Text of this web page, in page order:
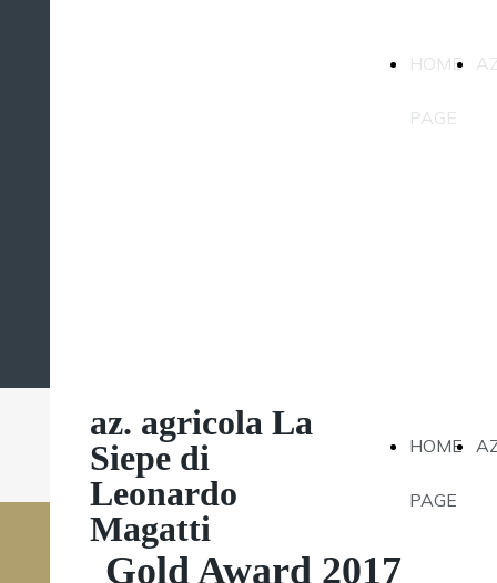
HOME
PAGE
HOME
PAGE
az. agricola La
Siepe di
Leonardo
Magatti
Gold Award 2017